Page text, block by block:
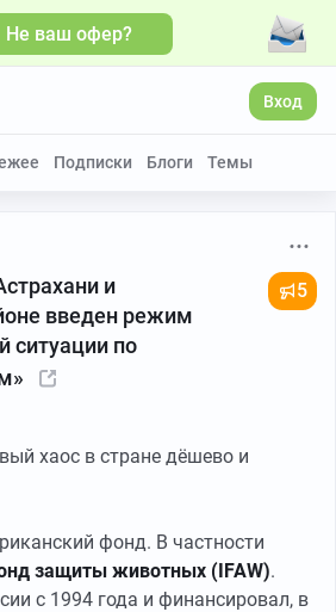
Не ваш офер?
Вход
Подписки Блоги Темы
и
введен режим
ситуации по
5
хаос в стране дёшево и
фонд. В частности
защиты животных (IFAW).
с 1994 года и финансировал, в